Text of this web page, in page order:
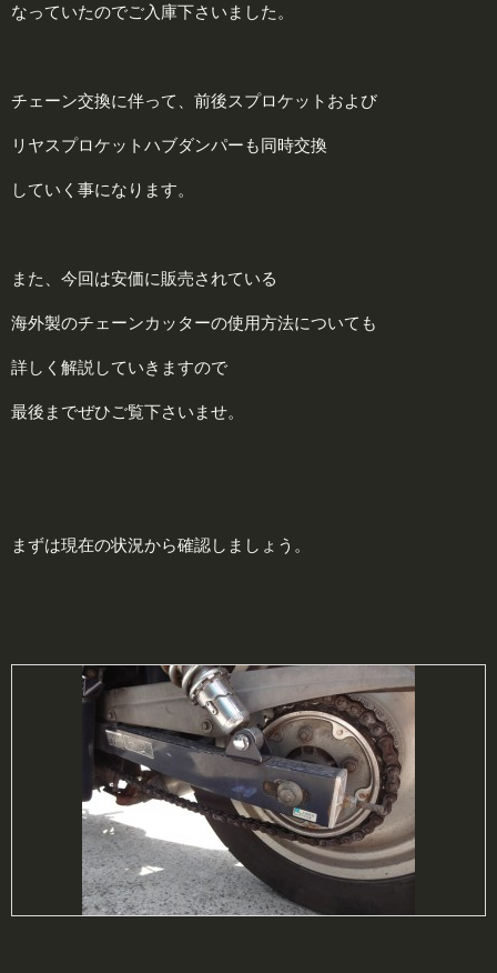
なっていたのでご入庫下さいました。
チェーン交換に伴って、前後スプロケットおよび
リヤスプロケットハブダンパーも同時交換
していく事になります。
また、今回は安価に販売されている
海外製のチェーンカッターの使用方法についても
詳しく解説していきますので
最後までぜひご覧下さいませ。
まずは現在の状況から確認しましょう。